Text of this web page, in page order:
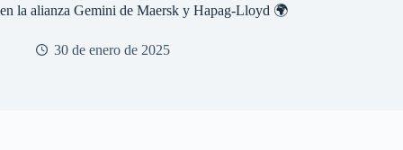
en la alianza Gemini de Maersk y Hapag-Lloyd 🌍
30 de enero de 2025